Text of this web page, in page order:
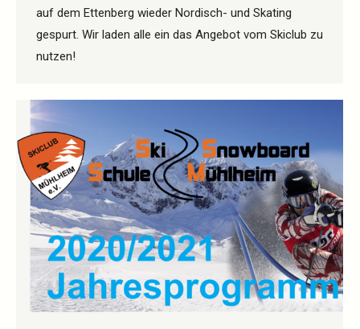
auf dem Ettenberg wieder Nordisch- und Skating
gespurt. Wir laden alle ein das Angebot vom Skiclub zu
nutzen!